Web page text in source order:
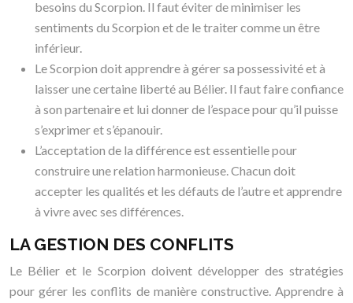
besoins du Scorpion. Il faut éviter de minimiser les
sentiments du Scorpion et de le traiter comme un être
inférieur.
Le Scorpion doit apprendre à gérer sa possessivité et à
laisser une certaine liberté au Bélier. Il faut faire confiance
à son partenaire et lui donner de l’espace pour qu’il puisse
s’exprimer et s’épanouir.
L’acceptation de la différence est essentielle pour
construire une relation harmonieuse. Chacun doit
accepter les qualités et les défauts de l’autre et apprendre
à vivre avec ses différences.
LA GESTION DES CONFLITS
Le Bélier et le Scorpion doivent développer des stratégies
pour gérer les conflits de manière constructive. Apprendre à